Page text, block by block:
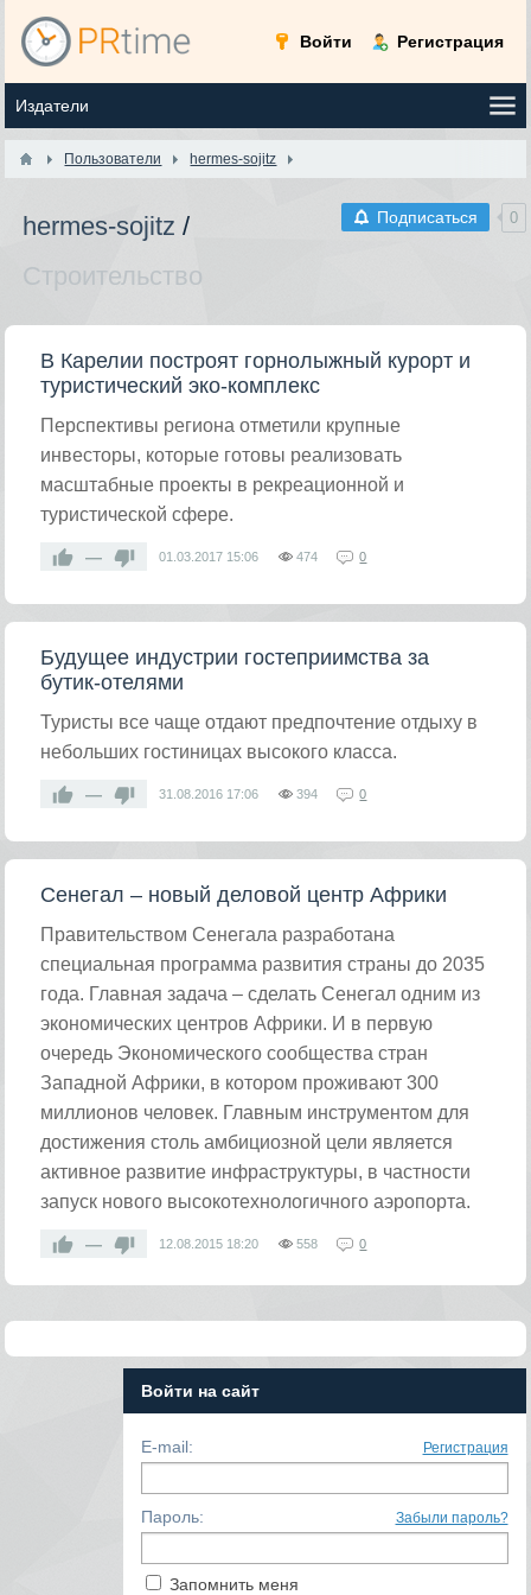
Войти Регистрация
Пользователи hermes-sojitz
Подписаться 0
hermes-sojitz /
Строительство
В Карелии построят горнолыжный курорт и
туристический эко-комплекс
Перспективы региона отметили крупные
инвесторы, которые готовы реализовать
масштабные проекты в рекреационной и
туристической сфере.
— 01.03.2017 15:06 474 0
Будущее индустрии гостеприимства за
бутик-отелями
Туристы все чаще отдают предпочтение отдыху в
небольших гостиницах высокого класса.
— 31.08.2016 17:06 394 0
Сенегал – новый деловой центр Африки
Правительством Сенегала разработана
специальная программа развития страны до 2035
года. Главная задача – сделать Сенегал одним из
экономических центров Африки. И в первую
очередь Экономического сообщества стран
Западной Африки, в котором проживают 300
миллионов человек. Главным инструментом для
достижения столь амбициозной цели является
активное развитие инфраструктуры, в частности
запуск нового высокотехнологичного аэропорта.
— 12.08.2015 18:20 558 0
Войти на сайт
E-mail: Регистрация
Пароль: Забыли пароль?
Запомнить меня